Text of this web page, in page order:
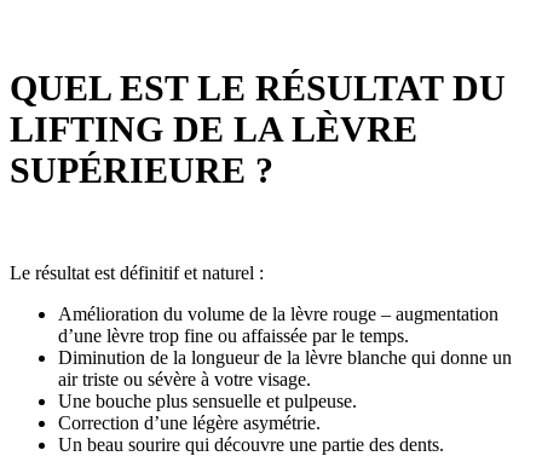
QUEL EST LE RÉSULTAT DU
LIFTING DE LA LÈVRE
SUPÉRIEURE ?
Le résultat est définitif et naturel :
Amélioration du volume de la lèvre rouge – augmentation
d’une lèvre trop fine ou affaissée par le temps.
Diminution de la longueur de la lèvre blanche qui donne un
air triste ou sévère à votre visage.
Une bouche plus sensuelle et pulpeuse.
Correction d’une légère asymétrie.
Un beau sourire qui découvre une partie des dents.